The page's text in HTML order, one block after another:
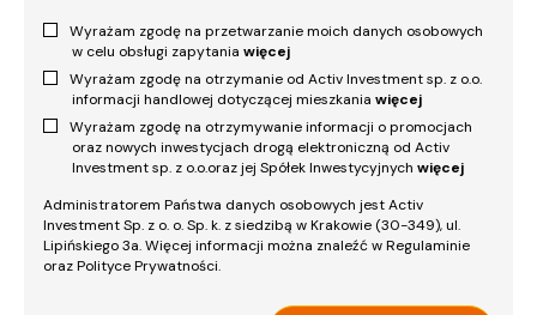
Wyrażam zgodę na przetwarzanie moich danych osobowych
w celu obsługi zapytaniawięcej
Wyrażam zgodę na otrzymanie od Activ Investment sp. z o.o.
informacji handlowej dotyczącej mieszkaniawięcej
Wyrażam zgodę na otrzymywanie informacji o promocjach
oraz nowych inwestycjach drogą elektroniczną od Activ
Investment sp. z o.o.oraz jej Spółek Inwestycyjnychwięcej
Administratorem Państwa danych osobowych jest Activ
Investment Sp. z o. o. Sp. k. z siedzibą w Krakowie (30-349), ul.
Lipińskiego 3a. Więcej informacji można znaleźć w Regulaminie
oraz Polityce Prywatności.